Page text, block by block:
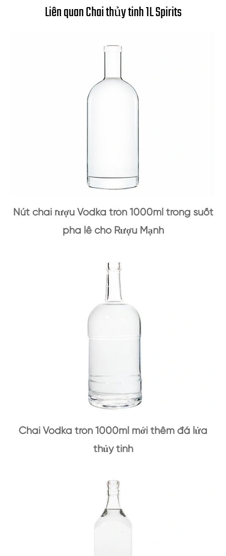
Liên quan Chai thủy tinh 1L Spirits
Nút chai rượu Vodka tròn 1000ml trong suốt
pha lê cho Rượu Mạnh
Chai Vodka tròn 1000ml mới thêm đá lửa
thủy tinh